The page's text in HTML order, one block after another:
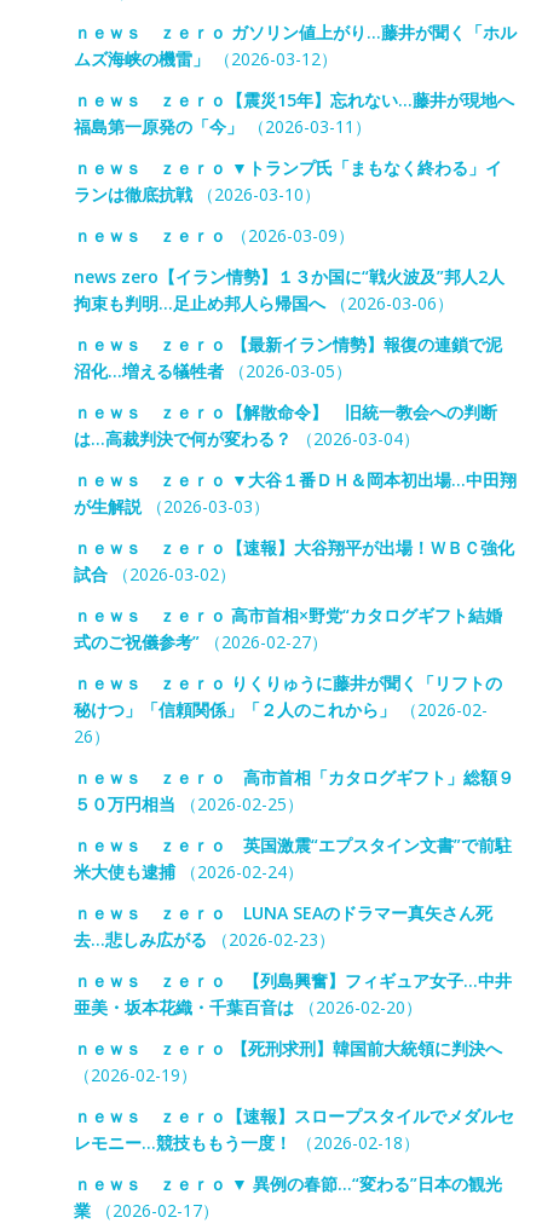
ｎｅｗｓ ｚｅｒｏ ガソリン値上がり…藤井が聞く「ホル
ムズ海峡の機雷」
（2026-03-12）
ｎｅｗｓ ｚｅｒｏ【震災15年】忘れない…藤井が現地へ
福島第一原発の「今」
（2026-03-11）
ｎｅｗｓ ｚｅｒｏ ▼トランプ氏「まもなく終わる」イ
ランは徹底抗戦（2026-03-10）
ｎｅｗｓ ｚｅｒｏ
（2026-03-09）
news zero【イラン情勢】１３か国に“戦火波及”邦人2人
拘束も判明…足止め邦人ら帰国へ（2026-03-06）
ｎｅｗｓ ｚｅｒｏ 【最新イラン情勢】報復の連鎖で泥
沼化…増える犠牲者（2026-03-05）
ｎｅｗｓ ｚｅｒｏ【解散命令】 旧統一教会への判断
は…高裁判決で何が変わる？
（2026-03-04）
ｎｅｗｓ ｚｅｒｏ ▼大谷１番ＤＨ＆岡本初出場…中田翔
が生解説（2026-03-03）
ｎｅｗｓ ｚｅｒｏ【速報】大谷翔平が出場！ＷＢＣ強化
試合（2026-03-02）
ｎｅｗｓ ｚｅｒｏ 高市首相×野党“カタログギフト結婚
式のご祝儀参考”（2026-02-27）
ｎｅｗｓ ｚｅｒｏ りくりゅうに藤井が聞く「リフトの
秘けつ」「信頼関係」「２人のこれから」
（2026-02-
26）
ｎｅｗｓ ｚｅｒｏ 高市首相「カタログギフト」総額９
５０万円相当 （2026-02-25）
ｎｅｗｓ ｚｅｒｏ 英国激震“エプスタイン文書”で前駐
米大使も逮捕（2026-02-24）
ｎｅｗｓ ｚｅｒｏ LUNA SEAのドラマー真矢さん死
去…悲しみ広がる （2026-02-23）
ｎｅｗｓ ｚｅｒｏ 【列島興奮】フィギュア女子…中井
亜美・坂本花織・千葉百音は（2026-02-20）
ｎｅｗｓ ｚｅｒｏ 【死刑求刑】韓国前大統領に判決へ
（2026-02-19）
ｎｅｗｓ ｚｅｒｏ【速報】スロープスタイルでメダルセ
レモニー…競技ももう一度！
（2026-02-18）
ｎｅｗｓ ｚｅｒｏ ▼ 異例の春節…“変わる”日本の観光
業（2026-02-17）